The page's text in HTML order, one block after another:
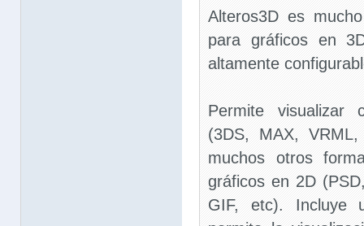
Alteros3D es
para gráficos en
altamente
Permite visualizar
(3DS, MAX,
muchos otros
gráficos en 2D
GIF, etc). Incluye